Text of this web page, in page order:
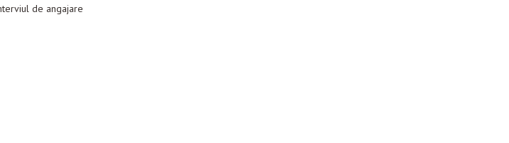
de angajare